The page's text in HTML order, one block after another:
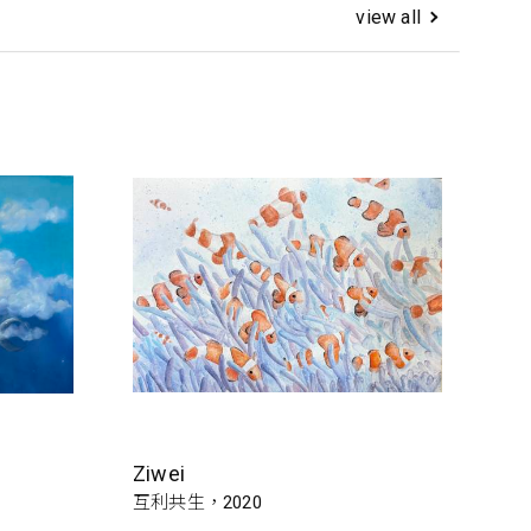
view all
Ziwei
互利共生，2020